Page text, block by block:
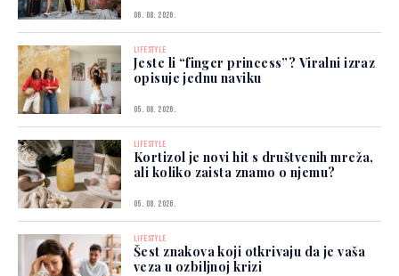
06. 08. 2026.
LIFESTYLE
Jeste li “finger princess”? Viralni izraz
opisuje jednu naviku
05. 08. 2026.
LIFESTYLE
Kortizol je novi hit s društvenih mreža,
ali koliko zaista znamo o njemu?
05. 08. 2026.
LIFESTYLE
Šest znakova koji otkrivaju da je vaša
veza u ozbiljnoj krizi